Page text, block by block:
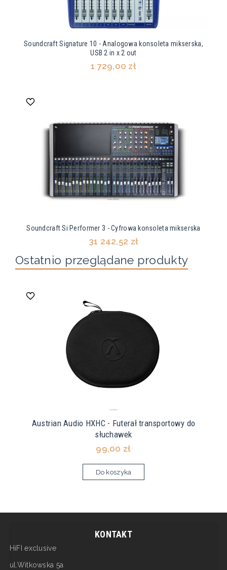
Soundcraft Signature 10 - Analogowa konsoleta mikserska,
USB 2 in x 2 out
1 729,00 zł
Soundcraft Si Performer 3 - Cyfrowa konsoleta mikserska
31 242,52 zł
Ostatnio przeglądane produkty
Austrian Audio HXHC - Futerał transportowy do
słuchawek
99,00 zł
Do koszyka
KONTAKT
HiFI exclusive
ul.Witkowska 5a